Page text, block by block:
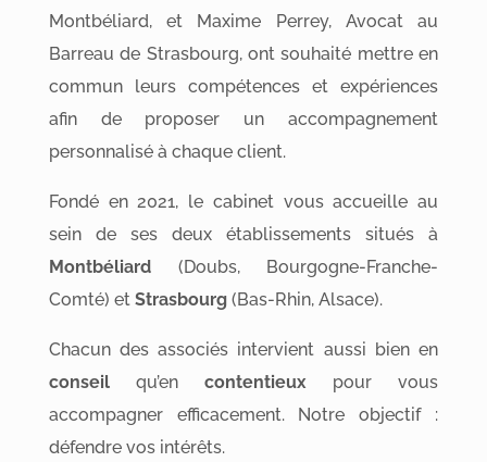
Montbéliard, et Maxime Perrey, Avocat au
Barreau de Strasbourg, ont souhaité mettre en
commun leurs compétences et expériences
afin de proposer un accompagnement
personnalisé à chaque client.
Fondé en 2021, le cabinet vous accueille au
sein de ses deux établissements situés à
Montbéliard (Doubs, Bourgogne-Franche-
Comté) et Strasbourg (Bas-Rhin, Alsace).
Chacun des associés intervient aussi bien en
conseil qu’encontentieux pour vous
accompagner efficacement. Notre objectif :
défendre vos intérêts.